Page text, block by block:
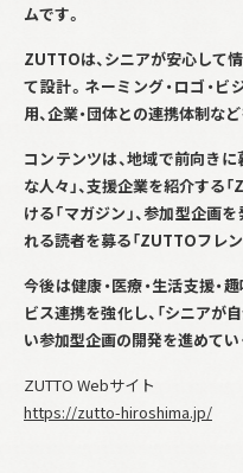
ムです。
ZUTTOは、シニアが安心して
て設計。ネーミング・ロゴ・ビ
用、企業・団体との連携体制な
コンテンツは、地域で前向き
な人々」、支援企業を紹介する「
ける「マガジン」、参加型企画
れる読者を募る「ZUTTOフレ
今後は健康・医療・生活支援
ビス連携を強化し、「シニアが
い参加型企画の開発を進めてい
ZUTTO Webサイト
https://zutto-hiroshima.jp/